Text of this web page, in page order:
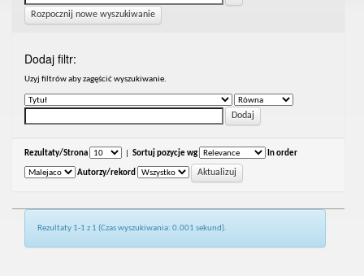
Rozpocznij nowe wyszukiwanie
Dodaj filtr:
Uzyj filtrów aby zagęścić wyszukiwanie.
Rezultaty/Strona Sortuj pozycje wg In order
Autorzy/rekord
Rezultaty 1-1 z 1 (Czas wyszukiwania: 0.001 sekund).